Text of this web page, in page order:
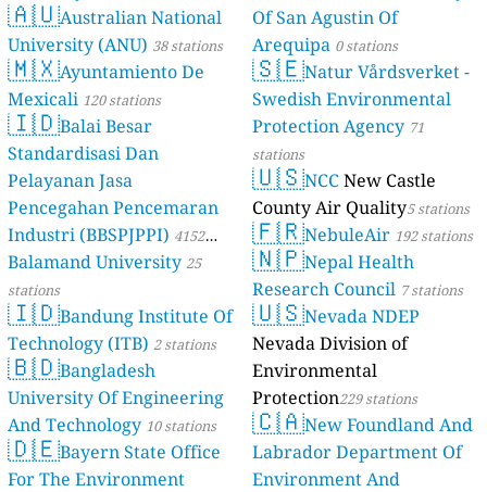
🇦🇺Australian National
University (ANU) 38 stations
🇲🇽Ayuntamiento De
Mexicali 120 stations
🇮🇩Balai Besar
Standardisasi Dan
Pelayanan Jasa
Pencegahan Pencemaran
Industri (BBSPJPPI) 4152
stations
Balamand University25
stations
🇮🇩Bandung Institute Of
Technology (ITB) 2 stations
🇧🇩Bangladesh
University Of Engineering
And Technology 10 stations
🇩🇪Bayern State Office
For The Environment
Of San Agustin Of
Arequipa 0 stations
🇸🇪Natur Vårdsverket -
Swedish Environmental
Protection Agency 71
stations
🇺🇸NCCNew Castle
County Air Quality5 stations
🇫🇷NebuleAir 192 stations
🇳🇵Nepal Health
Research Council 7 stations
🇺🇸Nevada NDEP
Nevada Division of
Environmental
Protection229 stations
🇨🇦New Foundland And
Labrador Department Of
Environment And